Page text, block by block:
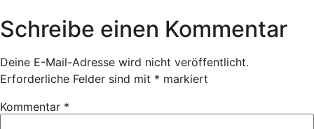
Schreibe einen Kommentar
Deine E-Mail-Adresse wird nicht veröffentlicht.
Erforderliche Felder sind mit * markiert
Kommentar *